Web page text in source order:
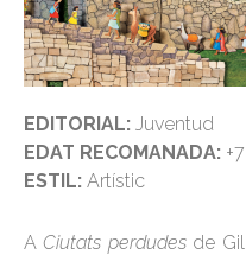
EDITORIAL: Juventud
EDAT RECOMANADA:
ESTIL: Artístic
ACiutats perdudesde